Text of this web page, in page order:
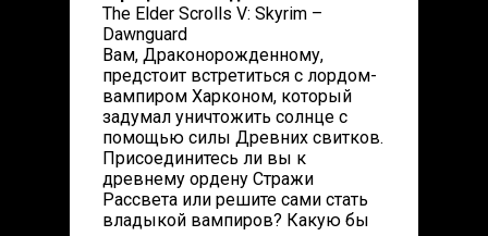
The Elder Scrolls V: Skyrim –
Dawnguard
Вам, Драконорожденному,
предстоит встретиться с лордом-
вампиром Харконом, который
задумал уничтожить солнце с
помощью силы Древних свитков.
Присоединитесь ли вы к
древнему ордену Стражи
Рассвета или решите сами стать
владыкой вампиров? Какую бы